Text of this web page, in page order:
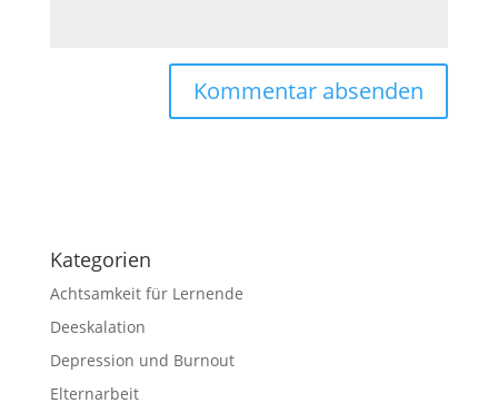
Kategorien
Achtsamkeit für Lernende
Deeskalation
Depression und Burnout
Elternarbeit